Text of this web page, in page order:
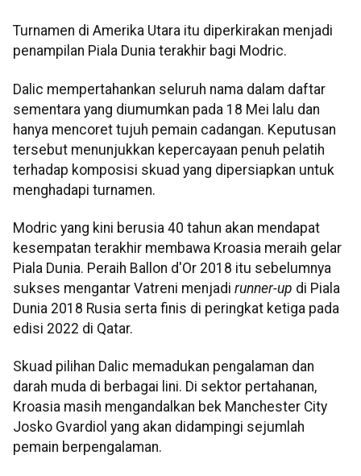
Turnamen di Amerika Utara itu diperkirakan menjadi
penampilan Piala Dunia terakhir bagi Modric.
Dalic mempertahankan seluruh nama dalam daftar
sementara yang diumumkan pada 18 Mei lalu dan
hanya mencoret tujuh pemain cadangan. Keputusan
tersebut menunjukkan kepercayaan penuh pelatih
terhadap komposisi skuad yang dipersiapkan untuk
menghadapi turnamen.
Modric yang kini berusia 40 tahun akan mendapat
kesempatan terakhir membawa Kroasia meraih gelar
Piala Dunia. Peraih Ballon d'Or 2018 itu sebelumnya
sukses mengantar Vatreni menjadi runner-up di Piala
Dunia 2018 Rusia serta finis di peringkat ketiga pada
edisi 2022 di Qatar.
Skuad pilihan Dalic memadukan pengalaman dan
darah muda di berbagai lini. Di sektor pertahanan,
Kroasia masih mengandalkan bek Manchester City
Josko Gvardiol yang akan didampingi sejumlah
pemain berpengalaman.